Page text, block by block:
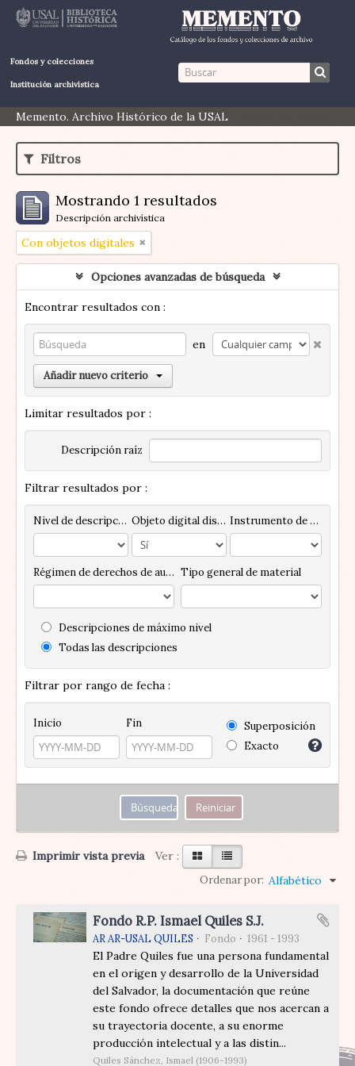
Fondos y colecciones
Institución archivística
Memento. Archivo Histórico de la USAL
Filtros
Mostrando 1 resultados
Descripción archivística
Con objetos digitales
Opciones avanzadas de búsqueda
Encontrar resultados con :
en
Añadir nuevo criterio
Limitar resultados por :
Descripción raíz
Filtrar resultados por :
Nivel de descripción Objeto digital disponibles Instrumento de descripción
Régimen de derechos de autor Tipo general de material
Descripciones de máximo nivel
Todas las descripciones
Filtrar por rango de fecha :
Inicio Fin
Superposición
Exacto
Imprimir vista previa Ver :
Ordenar por: Alfabético
Fondo R.P. Ismael Quiles S.J.
AR AR-USAL QUILES Fondo 1961 - 1993
El Padre Quiles fue una persona fundamental
en el origen y desarrollo de la Universidad
del Salvador, la documentación que reúne
este fondo ofrece detalles que nos acercan a
su trayectoria docente, a su enorme
producción intelectual y a las distin...
Quiles Sánchez, Ismael (1906-1993)